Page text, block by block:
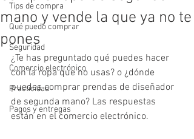
Tips de compra
Qué puedo comprar
Seguridad
Comercio electrónico
Practicidad
Pagos y entregas
mano y vende la que ya no te
pones
¿Te has preguntado qué puedes hacer
con la ropa que no usas? o ¿dónde
puedes comprar prendas de diseñador
de segunda mano? Las respuestas
están en el comercio electrónico.